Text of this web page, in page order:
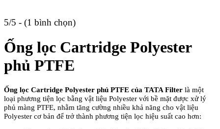
5/5 - (1 bình chọn)
Ống lọc Cartridge Polyester
phủ PTFE
Ống lọc Cartridge Polyester phủ PTFE của TATA Filter là một
loại phương tiện lọc bằng vật liệu Polyester với bề mặt được xử lý
phủ màng PTFE, nhằm tăng cường nhiều khả năng cho vật liệu
Polyester cơ bản để trở thành phương tiện lọc hiệu suất cao hơn: